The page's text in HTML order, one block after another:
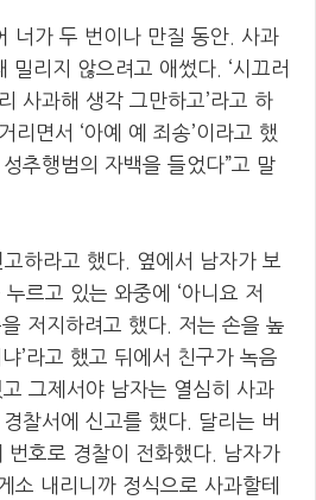
너가 두 번이나 만질 동안. 사과
밀리지 않으려고 애썼다. ‘시끄러
사과해 생각 그만하고’라고 하
리면서 ‘아예 예 죄송’이라고 했
추행범의 자백을 들었다”고 말
하라고 했다. 옆에서 남자가 보
르고 있는 와중에 ‘아니요 저
저지하려고 했다. 저는 손을 높
’라고 했고 뒤에서 친구가 녹음
그제서야 남자는 열심히 사과
찰서에 신고를 했다. 달리는 버
번호로 경찰이 전화했다. 남자가
소 내리니까 정식으로 사과할테